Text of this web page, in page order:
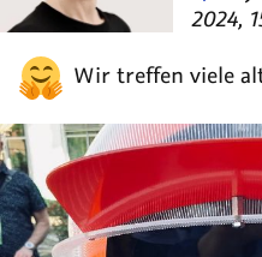
Wir treffen viele
von
2024,